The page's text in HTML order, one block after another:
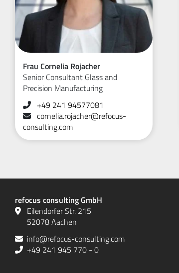
Frau Cornelia Rojacher
Senior Consultant Glass and
Precision Manufacturing
+49 241 94577081
cornelia.rojacher@refocus-
consulting.com
refocus consulting GmbH
Eilendorfer Str. 215
52078 Aachen
info@refocus-consulting.com
+49 241 945 770 - 0